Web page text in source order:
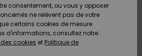
consentement, ou vous y opposer
ne relèvent pas de votre
certains cookies de mesure
d'informations, consultez notre :
cookies et Politique de